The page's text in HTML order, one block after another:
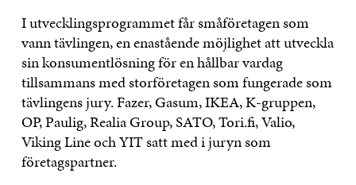
I utvecklingsprogrammet får småföretagen som
vann tävlingen, en enastående möjlighet att utveckla
sin konsumentlösning för en hållbar vardag
tillsammans med storföretagen som fungerade som
tävlingens jury. Fazer, Gasum, IKEA, K-gruppen,
OP, Paulig, Realia Group, SATO, Tori.fi, Valio,
Viking Line och YIT satt med i juryn som
företagspartner.